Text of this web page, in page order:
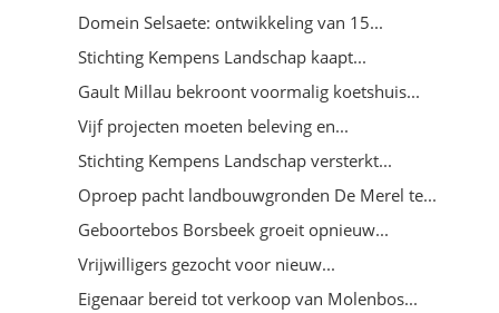
Domein Selsaete: ontwikkeling van 15...
Stichting Kempens Landschap kaapt...
Gault Millau bekroont voormalig koetshuis...
Vijf projecten moeten beleving en...
Stichting Kempens Landschap versterkt...
Oproep pacht landbouwgronden De Merel te...
Geboortebos Borsbeek groeit opnieuw...
Vrijwilligers gezocht voor nieuw...
Eigenaar bereid tot verkoop van Molenbos...